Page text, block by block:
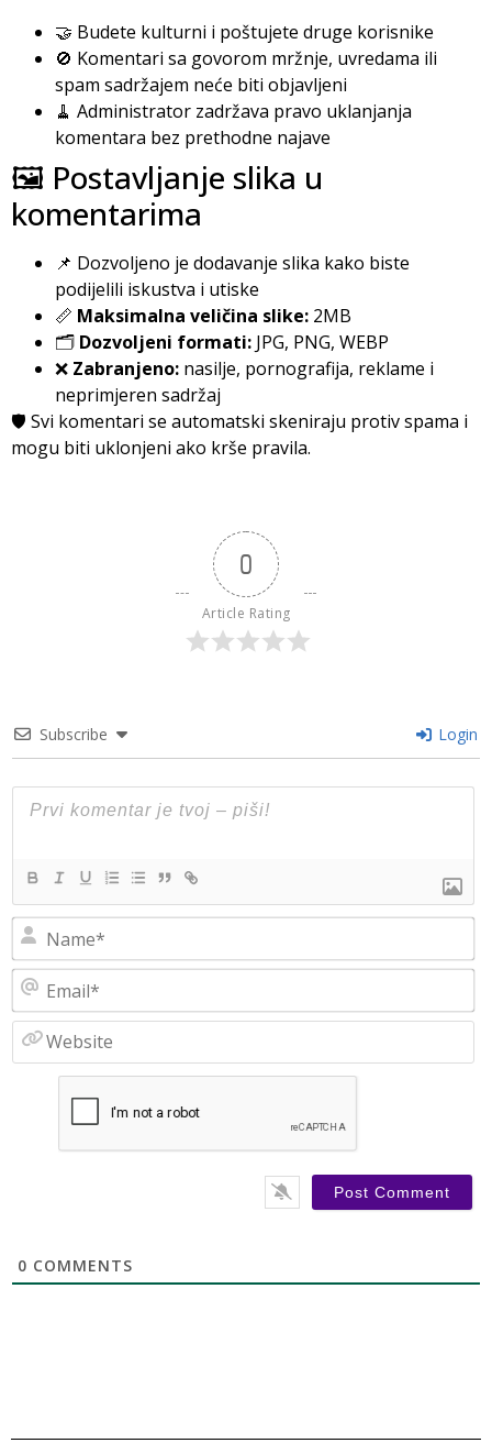
🤝 Budete kulturni i poštujete druge korisnike
🚫 Komentari sa govorom mržnje, uvredama ili
spam sadržajem neće biti objavljeni
🧹 Administrator zadržava pravo uklanjanja
komentara bez prethodne najave
🖼️ Postavljanje slika u
komentarima
📌 Dozvoljeno je dodavanje slika kako biste
podijelili iskustva i utiske
📏 Maksimalna veličina slike: 2MB
🗂️ Dozvoljeni formati: JPG, PNG, WEBP
❌ Zabranjeno: nasilje, pornografija, reklame i
neprimjeren sadržaj
🛡️ Svi komentari se automatski skeniraju protiv spama i
mogu biti uklonjeni ako krše pravila.
0
Article Rating
Subscribe Login
0 COMMENTS